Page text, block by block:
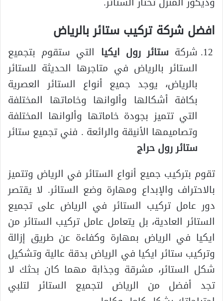
افضل شركة تركيب ستائر بالرياض
شركة ستائر رول ايكيا التي ستقوم بتجميع
الستائر بالرياض في متاجرها الحديثة للستائر
بالرياض، يوجد جميع أنواع الستائر العصرية
بكافة أشكالها وألوانها وخاماتها المختلفة
التي تتميز بجودة خاماتها وألوانها المختلفة
وتصاميمها الأنيقة والرائعة . فني تجميع ستائر
ستائر رول حراج
تقوم بتركيب جميع أنواع الستائر في الرياض وتتميز
بالاحتراف والإبداع ومهارة وضع الستائر. لا يقتصر
دور عامل تركيب الستائر في الرياض على تجميع
الستائر العادية، بل يتعامل عامل تركيب الستائر من
ايكيا في الرياض بمهارة وكفاءة عن طريق إزالة
وتركيب ستائر ايكيا في الرياض بدقة عالية وتشكيل
شكل الستائر، مشرقة وجذابة مهما كان بحثك لا
تجد أفضل من الرياض لتجميع الستائر لتلبي